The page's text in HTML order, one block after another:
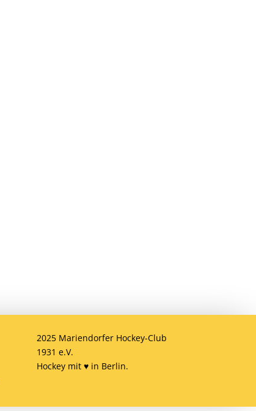
2025 Mariendorfer Hockey-Club
1931 e.V.
Hockey mit ♥ in Berlin.